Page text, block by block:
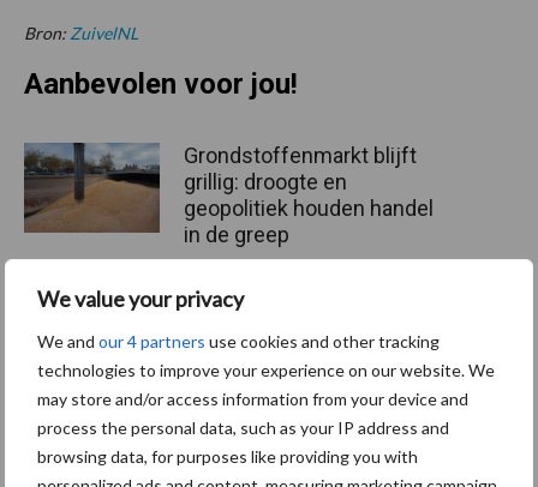
We value your privacy
We and our 4 partners use cookies and other tracking
technologies to improve your experience on our website. We
may store and/or access information from your device and
process the personal data, such as your IP address and
browsing data, for purposes like providing you with
Bron: ZuivelNL
Aanbevolen voor jou!
Grondstoffenmarkt blijft
grillig: droogte en
geopolitiek houden handel
in de greep
De speenhuid: een vaak
onderschatte risicofactor
voor mastitis
ForFarmers ziet volume en